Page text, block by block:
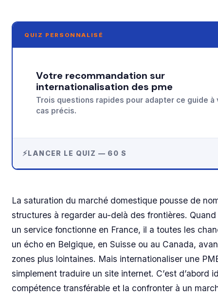
QUIZ PERSONNALISÉ
Votre recommandation sur
internationalisation des pme
Trois questions rapides pour adapter ce guide à
cas précis.
LANCER LE QUIZ — 60 S
La saturation du marché domestique pousse de
structures à regarder au-delà des frontières.
un service fonctionne en France, il a toutes les
un écho en Belgique, en Suisse ou au Canada,
zones plus lointaines. Mais internationaliser une
simplement traduire un site internet. C’est d’abord
compétence transférable et la confronter à un